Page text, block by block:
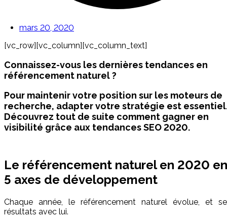
mars 20, 2020
[vc_row][vc_column][vc_column_text]
Connaissez-vous les dernières tendances en
référencement naturel ?
Pour maintenir votre position sur les moteurs de
recherche, adapter votre stratégie est
Découvrez tout de suite comment gagner en
visibilité grâce aux tendances SEO 2020.
Le référencement naturel en 2020 en
5 axes de développement
Chaque année, le référencement naturel évolue, et
résultats avec lui.